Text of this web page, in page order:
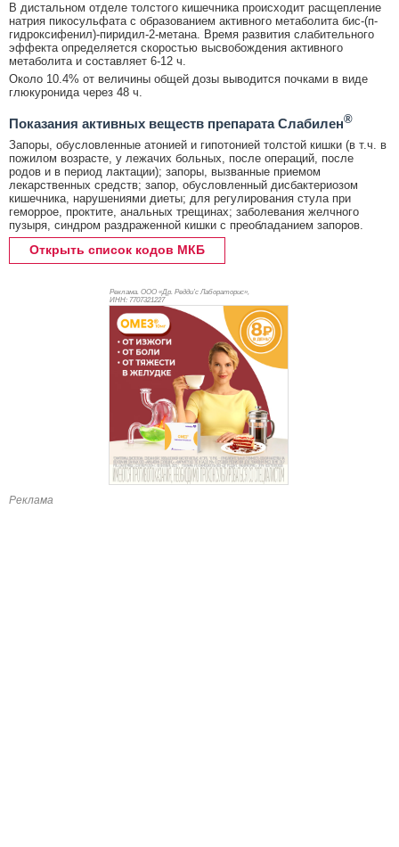
В дистальном отделе толстого кишечника происходит расщепление
натрия пикосульфата с образованием активного метаболита бис-(п-
гидроксифенил)-пиридил-2-метана. Время развития слабительного
эффекта определяется скоростью высвобождения активного
метаболита и составляет 6-12 ч.
Около 10.4% от величины общей дозы выводится почками в виде
глюкуронида через 48 ч.
Показания активных веществ препарата Слабилен®
Запоры, обусловленные атонией и гипотонией толстой кишки (в т.ч. в
пожилом возрасте, у лежачих больных, после операций, после
родов и в период лактации); запоры, вызванные приемом
лекарственных средств; запор, обусловленный дисбактериозом
кишечника, нарушениями диеты; для регулирования стула при
геморрое, проктите, анальных трещинах; заболевания желчного
пузыря, синдром раздраженной кишки с преобладанием запоров.
Открыть список кодов МКБ
Реклама. ООО «Др. Редди’с Лабораторис»,
ИНН: 7707321227
Реклама